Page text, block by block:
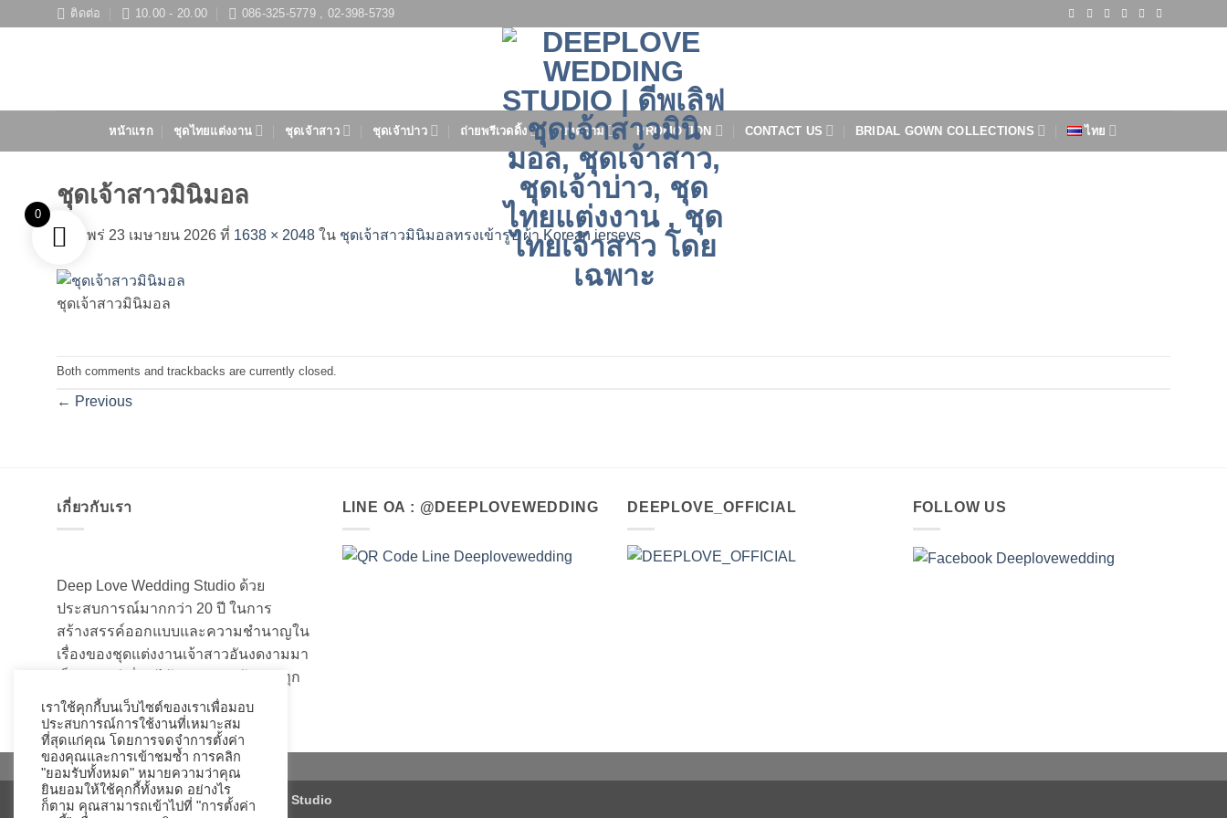
ติดต่อ 10.00 - 20.00 086-325-5779 , 02-398-5739
หน้าแรก ชุดไทยแต่งงาน ชุดเจ้าสาว ชุดเจ้าบ่าว ถ่ายพรีเวดดิ้ง บทความ PROMOTION CONTACT US BRIDAL GOWN COLLECTIONS ไทย
ชุดเจ้าสาวมินิมอล
เผยแพร่ 23 เมษายน 2026 ที่ 1638 × 2048 ใน ชุดเจ้าสาวมินิมอลทรงเข้ารูป ผ้า Korean jerseys
ชุดเจ้าสาวมินิมอล
Both comments and trackbacks are currently closed.
← Previous
เกี่ยวกับเรา
Deep Love Wedding Studio ด้วย
ประสบการณ์มากกว่า 20 ปี ในการ
สร้างสรรค์ออกแบบและความชำนาญใน
เรื่องของชุดแต่งงานเจ้าสาวอันงดงามมา
เป็นอย่างดี ที่เราได้เนรมิตชุดเจ้าสาวทุก
ท่านให้สวยงามมานับไม่ถ้วน
LINE OA : @DEEPLOVEWEDDING DEEPLOVE_OFFICIAL FOLLOW US
Copyright 2026 ©Deep Love Wedding Studio
เราใช้คุกกี้บนเว็บไซต์ของเราเพื่อมอบ
ประสบการณ์การใช้งานที่เหมาะสม
ที่สุดแก่คุณ โดยการจดจำการตั้งค่า
ของคุณและการเข้าชมซ้ำ การคลิก
"ยอมรับทั้งหมด" หมายความว่าคุณ
ยินยอมให้ใช้คุกกี้ทั้งหมด อย่างไร
ก็ตาม คุณสามารถเข้าไปที่ "การตั้งค่า
0